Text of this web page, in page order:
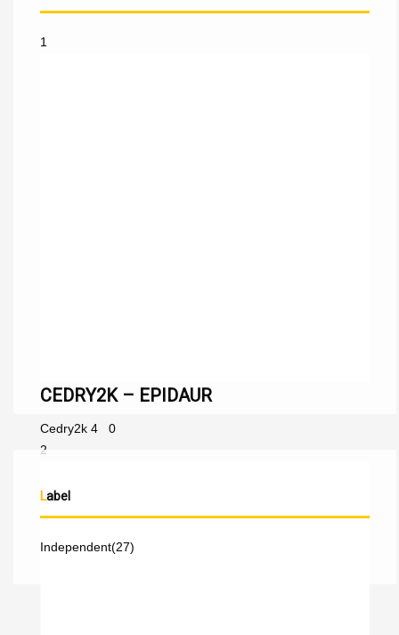
1
CEDRY2K – EPIDAUR
Cedry2k 4
0
2
Label
Independent(27)